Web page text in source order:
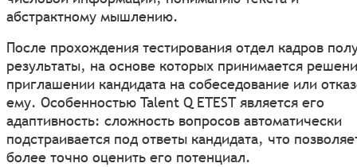
абстрактному мышлению.
После прохождения тестирования отдел кадров
результаты, на основе которых принимается
приглашении кандидата на собеседование или
ему. Особенностью Talent Q ETEST является его
адаптивность: сложность вопросов автоматически
подстраивается под ответы кандидата, что
более точно оценить его потенциал.